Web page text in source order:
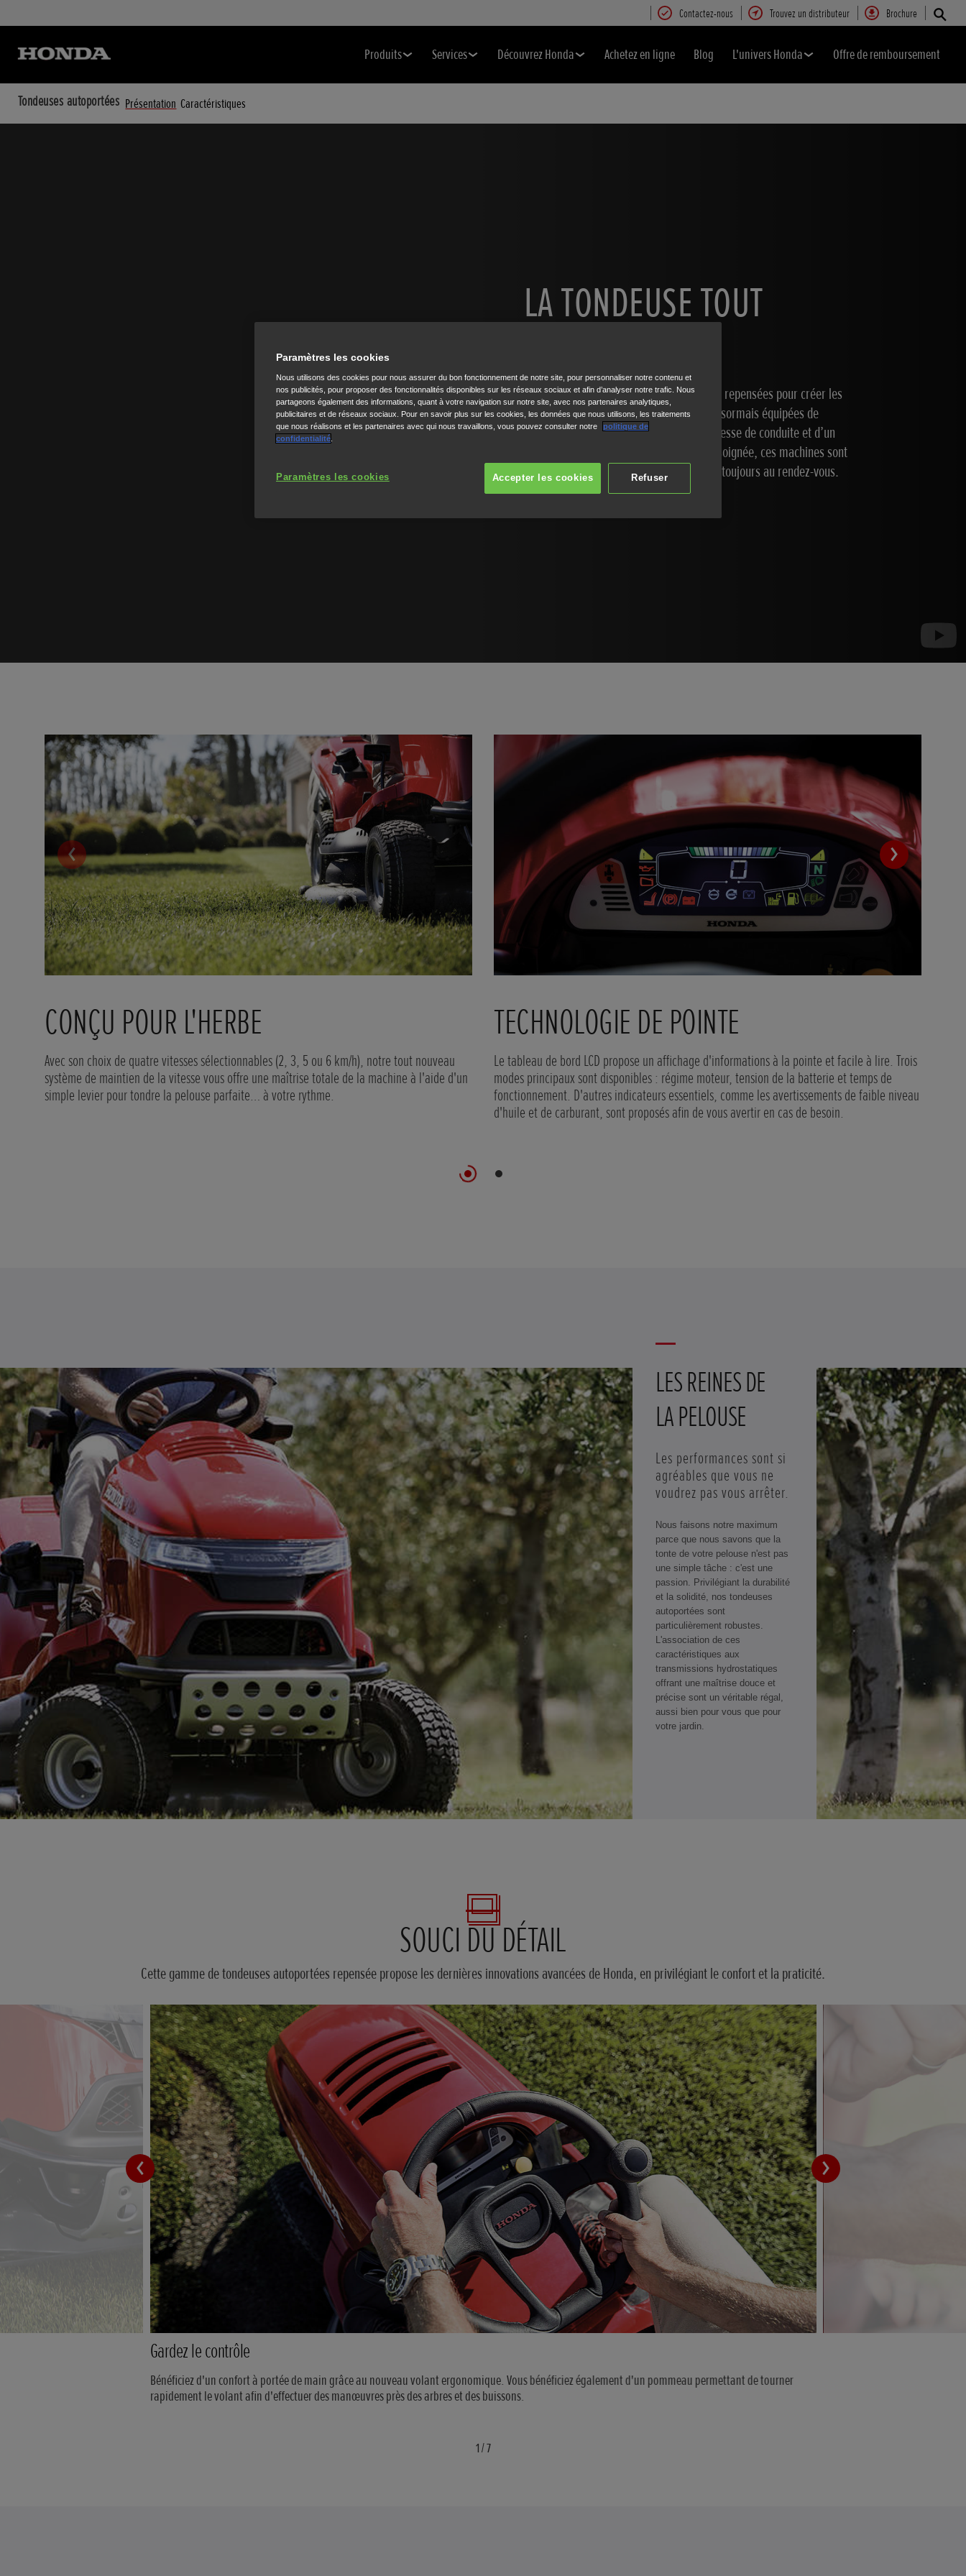
Contactez-nous Trouvez un distributeur Brochure
Produits Services Découvrez Honda Achetez en ligne Blog L'univers Honda Offre de remboursement
Tondeuses autoportées Présentation Caractéristiques
LA TONDEUSE TOUT
Nos tondeuses autoportées Honda ont été repensées pour créer les
conditions de tonte les plus agréables. Désormais équipées de
nouveaux moteurs, elles sont d’une souplesse de conduite et d’un
confort inégalés. Présentant une finition soignée, ces machines sont
conçues pour que le plaisir de tondre soit toujours au rendez-vous.
AVANCÉES ET AMÉLIORÉES
Les nouveaux moteurs V-Twin sont robustes, fiables, ultra-efficaces et conçus pour une plus
longue durée de vie. Les quatre tondeuses plus petites sont alimentées par le moteur
professionnel GVC530 de 16 cv, tandis que les deux plus gros modèles de la gamme sont
REPENSÉES ET SOPHISTIQUÉES
Également robustes et résistantes, ces nouvelles Honda présentent une nouvelle face avant
qui abrite les phares à LED sculptés, soulignés par un superbe éclairage diurne en ligne.
LES REINES DE
LA PELOUSE
Les performances sont si
agréables que vous ne
voudrez pas vous arrêter.
Nous faisons notre maximum
parce que nous savons que la
tonte de votre pelouse n'est pas
une simple tâche : c'est une
passion. Privilégiant la durabilité
et la solidité, nos tondeuses
autoportées sont
particulièrement robustes.
L'association de ces
caractéristiques aux
transmissions hydrostatiques
offrant une maîtrise douce et
précise sont un véritable régal,
aussi bien pour vous que pour
votre jardin.
SOUCI DU DÉTAIL
Cette gamme de tondeuses autoportées repensée propose les dernières innovations avancées de Honda, en privilégiant le confort et la praticité.
Gardez le contrôle
Bénéficiez d'un confort à portée de main grâce au nouveau volant ergonomique. Vous bénéficiez également d'un pommeau permettant de tourner
rapidement le volant afin d'effectuer des manœuvres près des arbres et des buissons.
1/7
Paramètres les cookies
Nous utilisons des cookies pour nous assurer du bon fonctionnement de notre site, pour personnaliser notre contenu et
nos publicités, pour proposer des fonctionnalités disponibles sur les réseaux sociaux et afin d’analyser notre trafic. Nous
partageons également des informations, quant à votre navigation sur notre site, avec nos partenaires analytiques,
publicitaires et de réseaux sociaux. Pour en savoir plus sur les cookies, les données que nous utilisons, les traitements
que nous réalisons et les partenaires avec qui nous travaillons, vous pouvez consulter notre
politique de
confidentialité
Refuser
Accepter les cookies
Paramètres les cookies